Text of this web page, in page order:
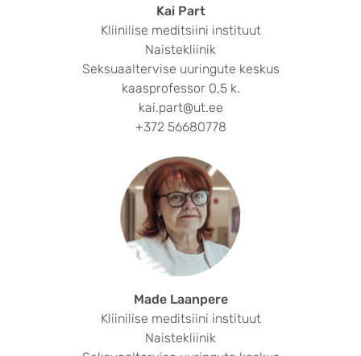
Kai Part
Kliinilise meditsiini instituut
Naistekliinik
Seksuaaltervise uuringute keskus
kaasprofessor 0,5 k.
kai.part@ut.ee
+372 56680778
Made Laanpere
Kliinilise meditsiini instituut
Naistekliinik